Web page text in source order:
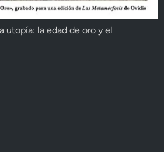
utopía: la edad de oro y el